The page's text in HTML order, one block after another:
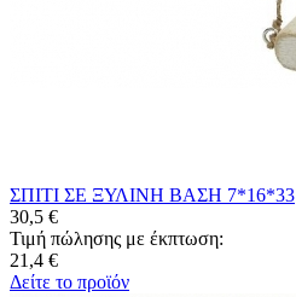
ΣΠΙΤΙ ΣΕ ΞΥΛΙΝΗ ΒΑΣΗ 7*16*33
30,5 €
Τιμή πώλησης με έκπτωση:
21,4 €
Δείτε το προϊόν